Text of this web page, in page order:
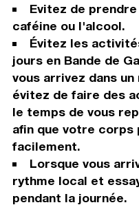
Evitez de
caféine ou l'alcool.
Évitez les
jours en Bande de
vous arrivez dans
évitez de faire des
le temps de vous
afin que votre corps
facilement.
Lorsque vous
rythme local et
pendant la journée.